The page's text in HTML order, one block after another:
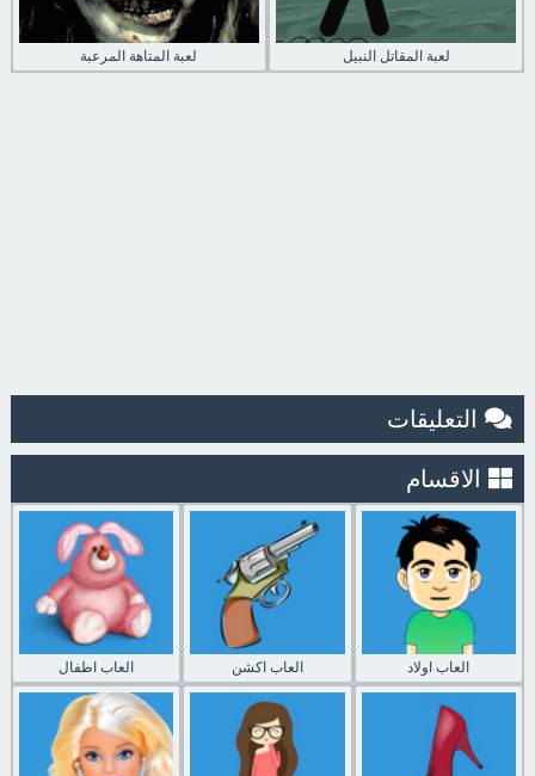
لعبة المتاهة المرعبة لعبة المقاتل النبيل
التعليقات
الاقسام
العاب اطفال العاب اكشن العاب اولاد